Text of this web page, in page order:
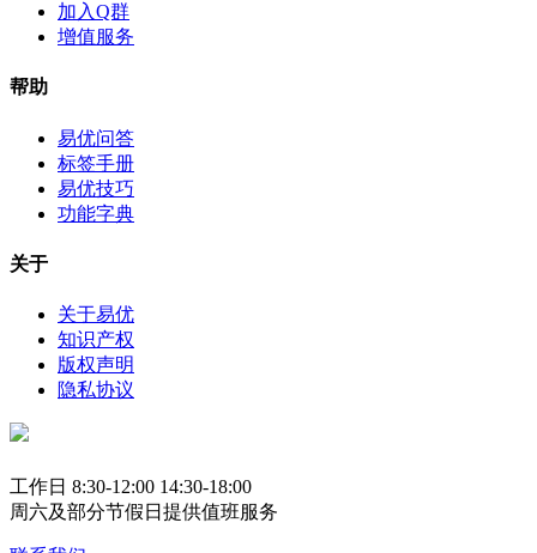
加入Q群
增值服务
帮助
易优问答
标签手册
易优技巧
功能字典
关于
关于易优
知识产权
版权声明
隐私协议
工作日 8:30-12:00 14:30-18:00
周六及部分节假日提供值班服务